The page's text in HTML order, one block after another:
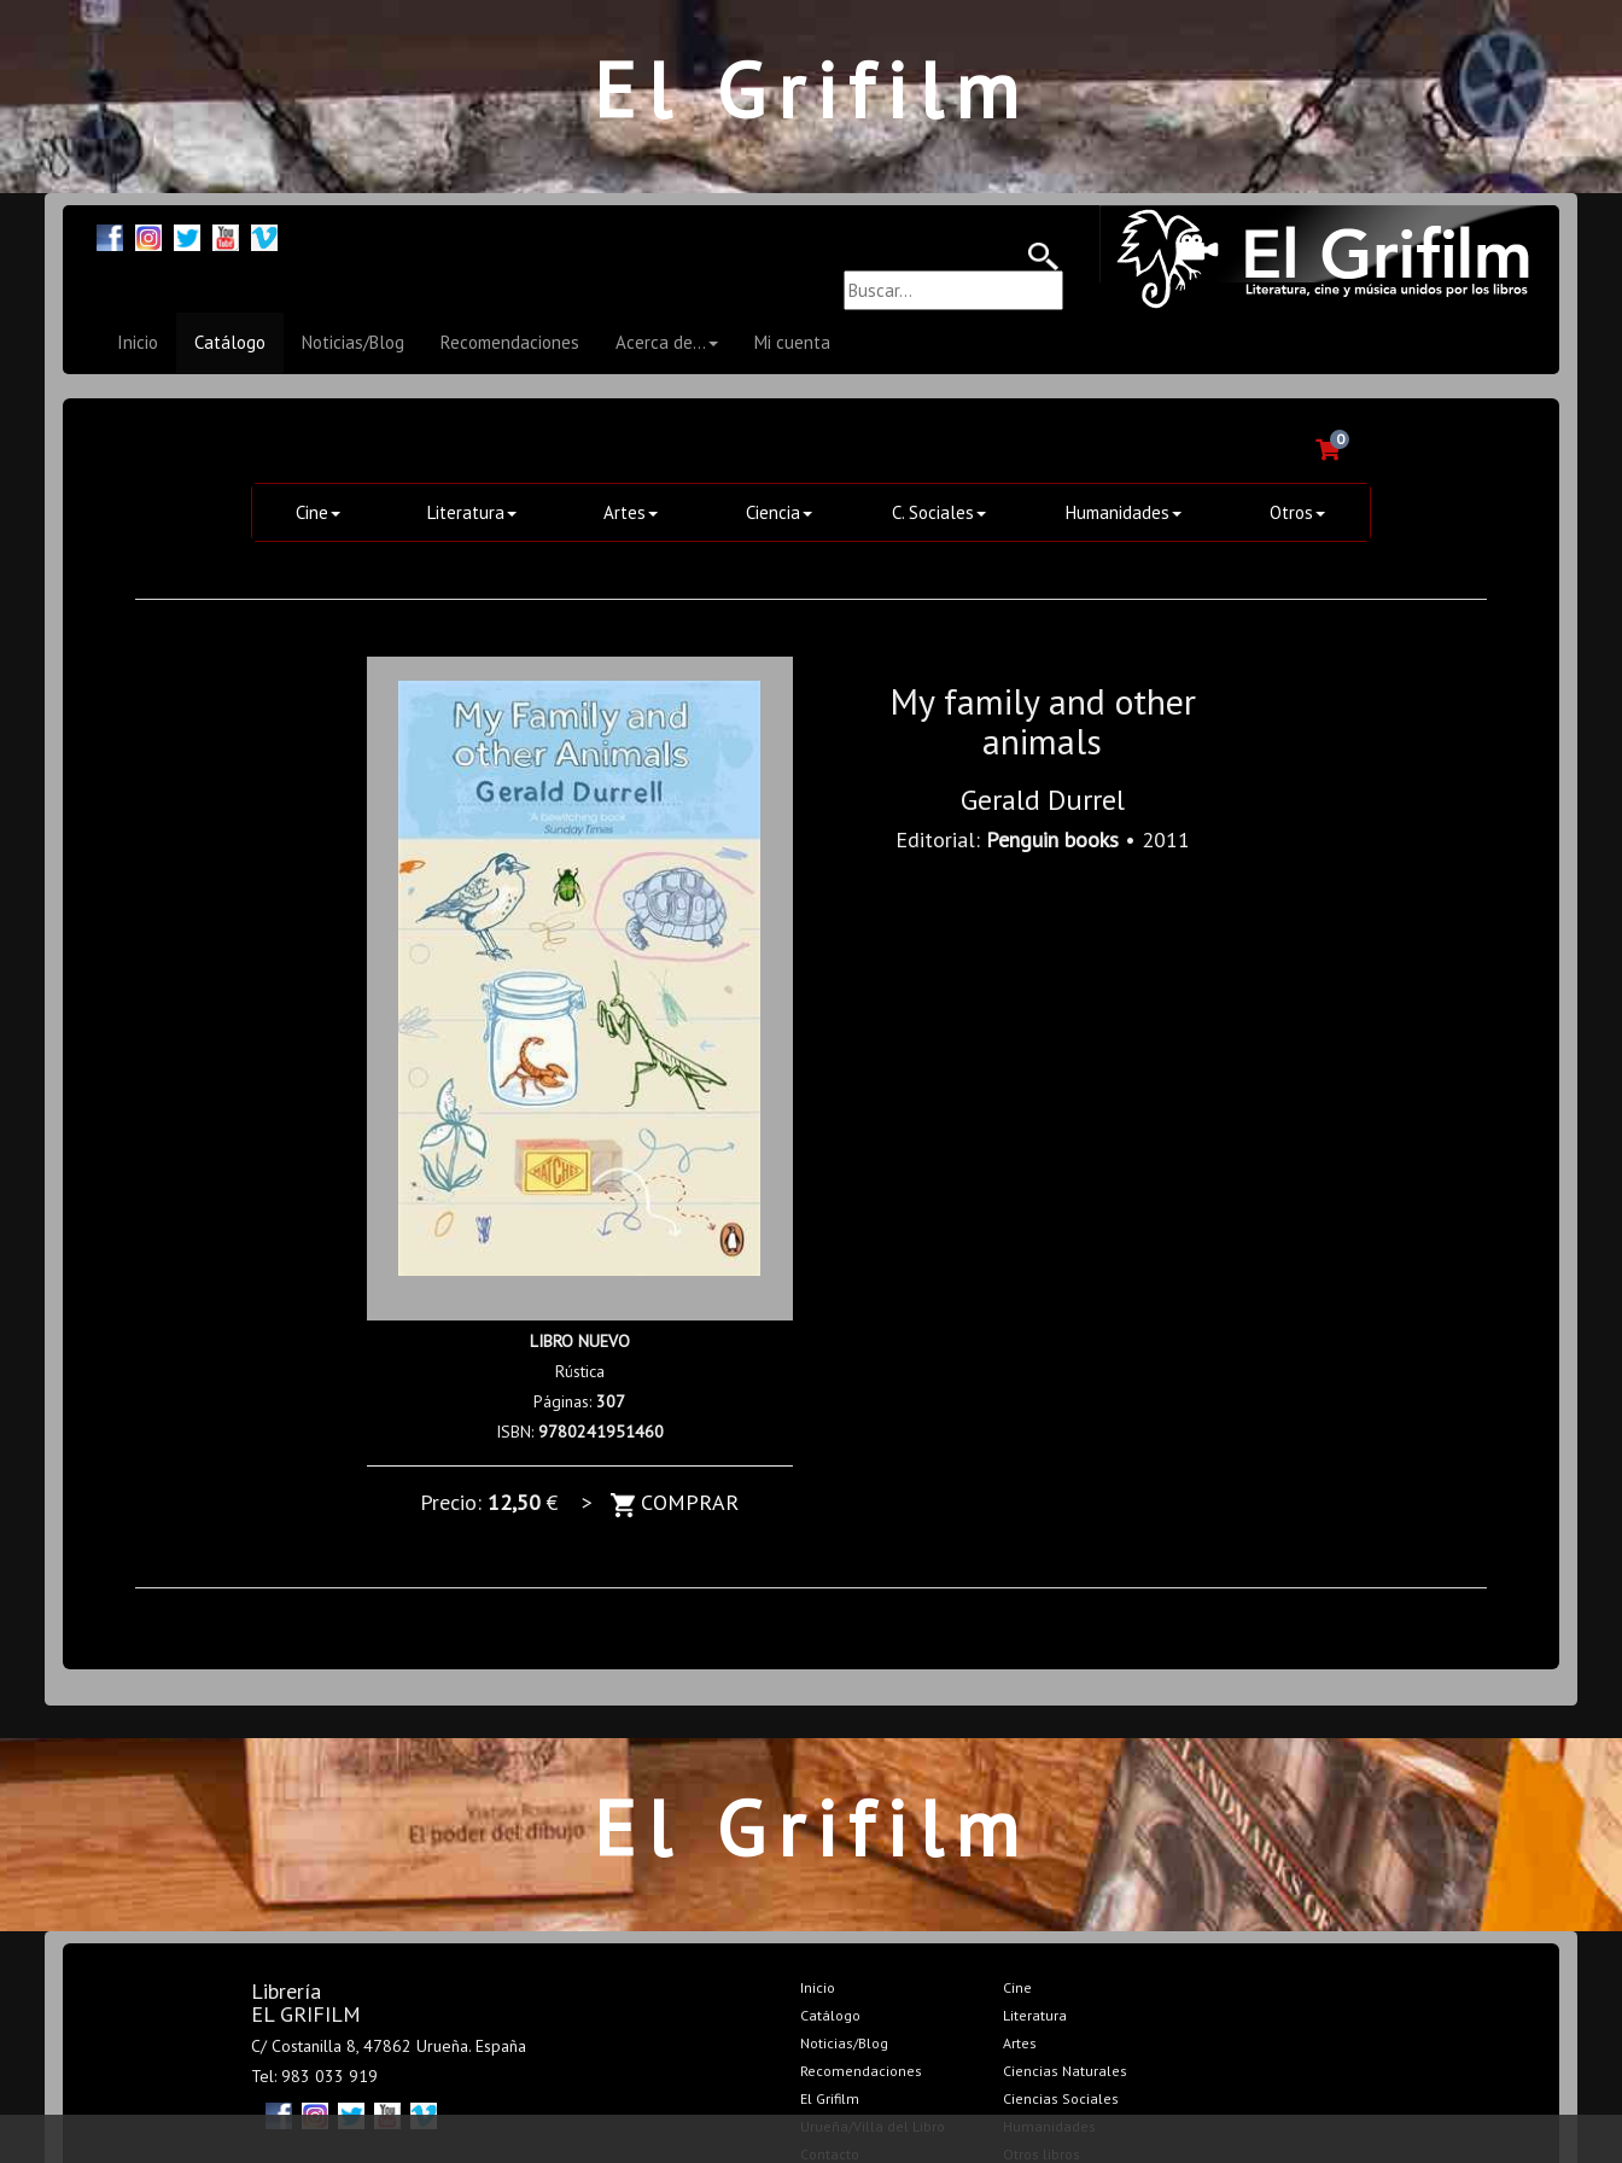
El Grifilm
Inicio Catálogo Noticias/Blog Recomendaciones Acerca de... Mi cuenta
0
Cine Literatura Artes Ciencia C. Sociales Humanidades Otros
LIBRO NUEVO
Rústica
Páginas: 307
ISBN: 9780241951460
Precio: 12,50€ > COMPRAR
My family and other
animals
Gerald Durrel
Editorial: Penguin books• 2011
El Grifilm
Librería
EL GRIFILM
C/ Costanilla 8, 47862 Urueña. España
Tel: 983 033 919
Inicio
Catálogo
Noticias/Blog
Recomendaciones
El Grifilm
Urueña/Villa del Libro
Contacto
Cine
Literatura
Artes
Ciencias Naturales
Ciencias Sociales
Humanidades
Otros libros